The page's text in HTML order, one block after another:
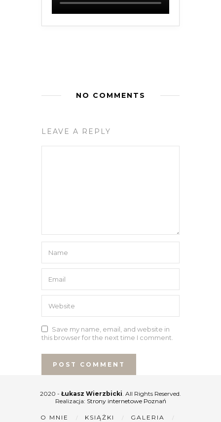
NO COMMENTS
LEAVE A REPLY
Save my name, email, and website in
this browser for the next time I comment.
2020 - Łukasz Wierzbicki. All Rights Reserved.
Realizacja: Strony internetowe Poznań
O MNIE KSIĄŻKI GALERIA